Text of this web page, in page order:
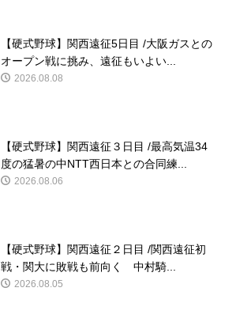
【硬式野球】関西遠征5日目 /大阪ガスとの
オープン戦に挑み、遠征もいよい...
2026.08.08
【硬式野球】関西遠征３日目 /最高気温34
度の猛暑の中NTT西日本との合同練...
2026.08.06
【硬式野球】関西遠征２日目 /関西遠征初
戦・関大に敗戦も前向く 中村騎...
2026.08.05